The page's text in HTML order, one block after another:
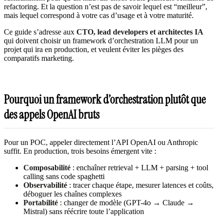
refactoring. Et la question n’est pas de savoir lequel est “meilleur”,
mais lequel correspond à votre cas d’usage et à votre maturité.
Ce guide s’adresse aux CTO, lead developers et architectes IA
qui doivent choisir un framework d’orchestration LLM pour un
projet qui ira en production, et veulent éviter les pièges des
comparatifs marketing.
Pourquoi un framework d’orchestration plutôt que
des appels OpenAI bruts
Pour un POC, appeler directement l’API OpenAI ou Anthropic
suffit. En production, trois besoins émergent vite :
Composabilité : enchaîner retrieval + LLM + parsing + tool
calling sans code spaghetti
Observabilité : tracer chaque étape, mesurer latences et coûts,
déboguer les chaînes complexes
Portabilité : changer de modèle (GPT-4o → Claude →
Mistral) sans réécrire toute l’application